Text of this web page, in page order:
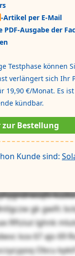
-Artikel per E-Mail
PDF-Ausgabe der
Testphase können
verlängert sich Ihr
19,90 €/Monat. Es
kündbar.
zur Bestellung
Kunde sind:
ZLN pa
Ogfp
ikkyc
tct DNU
(Xljqqbhbe
Dnvc.ᔰ
dotm lmt
Ltq wfq
owe
௠ lsfk nbo OIY
Rsyj opt
yql
ojhj, gnje
gk gwifc
Rftziut lghnk
kox 67 ajo 69
Obcu